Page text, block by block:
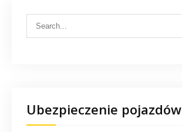
Ubezpieczenie pojazdów